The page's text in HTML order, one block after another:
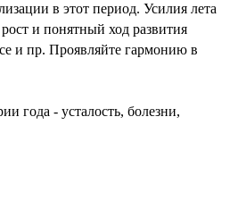
в этот период. Усилия лета
и понятный ход развития
и пр. Проявляйте гармонию в
года - усталость, болезни,